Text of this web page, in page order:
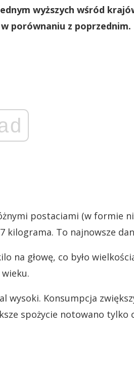
wyższych wśród
porównaniu z poprzednim.
postaciami (w formie
kilograma. To najnowsze
na głowę, co było
Konsumpcja
spożycie notowano tylko